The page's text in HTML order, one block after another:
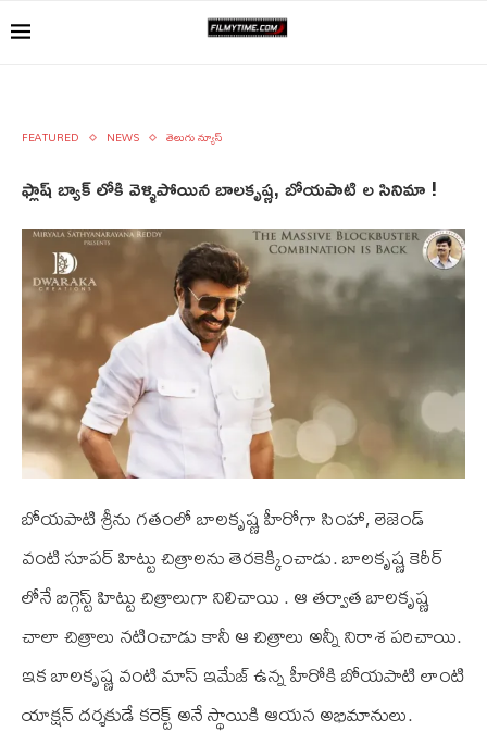
FEATURED NEWS తెలుగు న్యూస్
ఫ్లాష్ బ్యాక్ లోకి వెళ్ళిపోయిన బాలకృష్ణ, బోయపాటి ల సినిమా !
బోయపాటి శ్రీను గతంలో బాలకృష్ణ హీరోగా సింహా, లెజెండ్
వంటి సూపర్ హిట్టు చిత్రాలను తెరకెక్కించాడు. బాలకృష్ణ కెరీర్
లోనే బిగ్గెస్ట్ హిట్టు చిత్రాలుగా నిలిచాయి . ఆ తర్వాత బాలకృష్ణ
చాలా చిత్రాలు నటించాడు కానీ ఆ చిత్రాలు అన్నీ నిరాశ పరిచాయి.
ఇక బాలకృష్ణ వంటి మాస్ ఇమేజ్ ఉన్న హీరోకి బోయపాటి లాంటి
యాక్షన్ దర్శకుడే కరెక్ట్ అనే స్థాయికి ఆయన అభిమానులు.